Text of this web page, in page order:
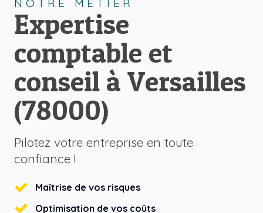
Expertise
comptable et
conseil à Versailles
(78000)
Pilotez votre entreprise en toute
confiance !
Maîtrise de vos risques
Optimisation de vos coûts